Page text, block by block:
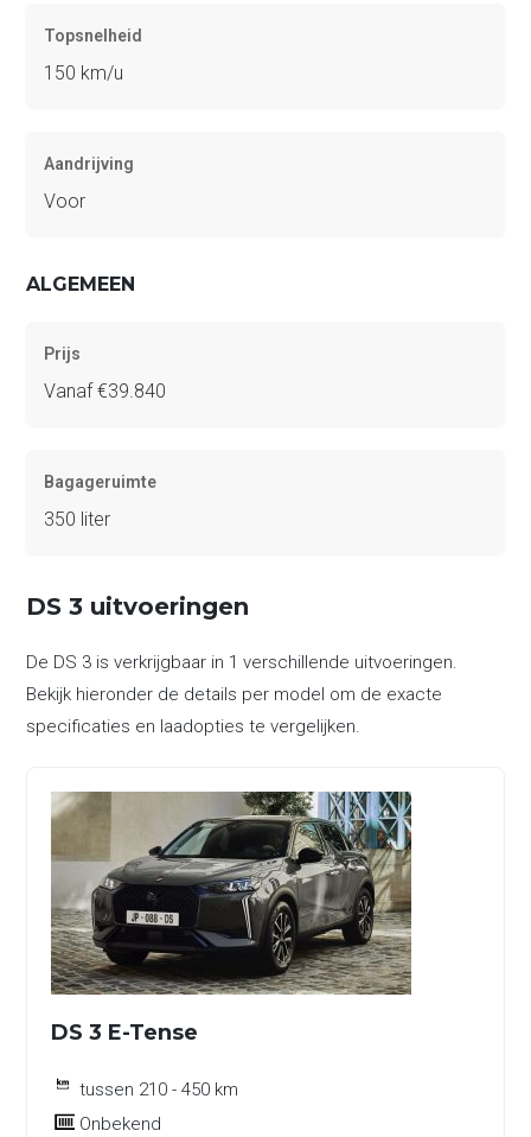
Topsnelheid
150 km/u
Aandrijving
Voor
ALGEMEEN
Prijs
Vanaf €39.840
Bagageruimte
350 liter
DS 3 uitvoeringen
De DS 3 is verkrijgbaar in 1 verschillende uitvoeringen.
Bekijk hieronder de details per model om de exacte
specificaties en laadopties te vergelijken.
DS 3 E-Tense
tussen 210 - 450 km
Onbekend